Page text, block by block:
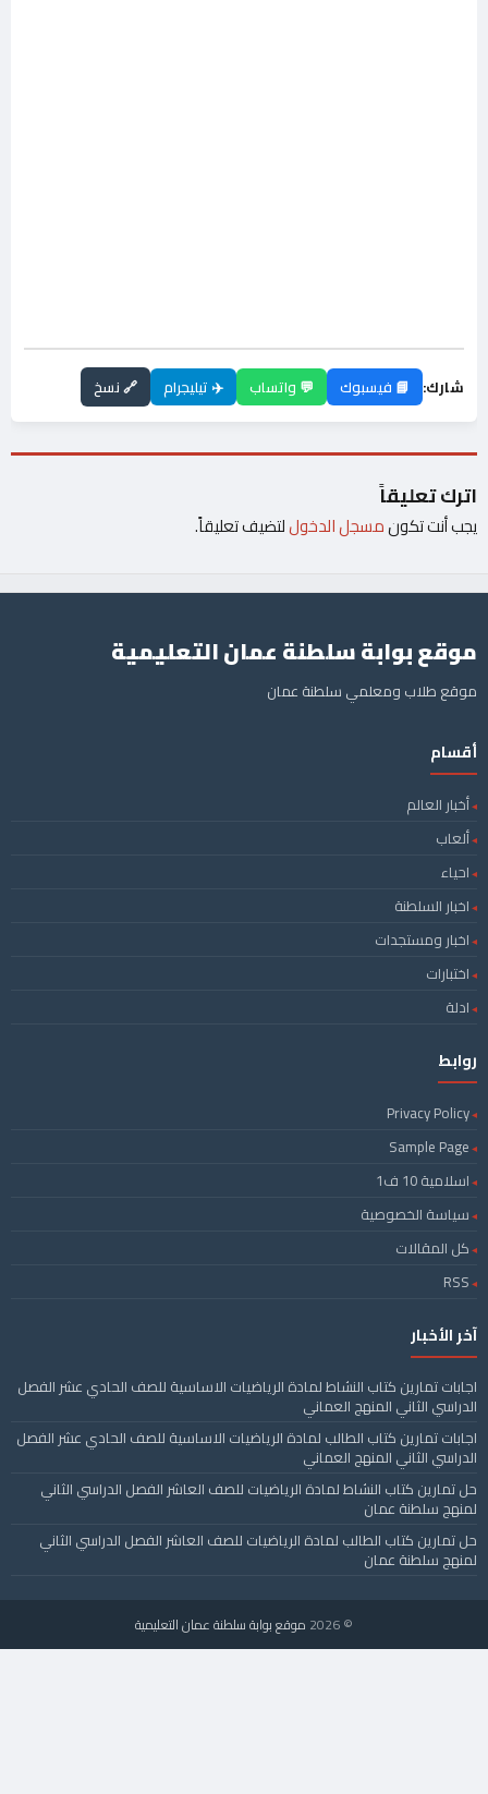
شارك: 📘 فيسبوك 💬 واتساب ✈️ تيليجرام 🔗 نسخ
اترك تعليقاً
يجب أنت تكونمسجل الدخوللتضيف تعليقاً.
موقع بوابة سلطنة عمان التعليمية
موقع طلاب ومعلمي سلطنة عمان
أقسام
أخبار العالم
ألعاب
احياء
اخبار السلطنة
اخبار ومستجدات
اختبارات
ادلة
روابط
Privacy Policy
Sample Page
اسلامية 10 ف1
سياسة الخصوصية
كل المقالات
RSS
آخر الأخبار
اجابات تمارين كتاب النشاط لمادة الرياضيات الاساسية للصف الحادي عشر الفصل
الدراسي الثاني المنهج العماني
اجابات تمارين كتاب الطالب لمادة الرياضيات الاساسية للصف الحادي عشر الفصل
الدراسي الثاني المنهج العماني
حل تمارين كتاب النشاط لمادة الرياضيات للصف العاشر الفصل الدراسي الثاني
لمنهج سلطنة عمان
حل تمارين كتاب الطالب لمادة الرياضيات للصف العاشر الفصل الدراسي الثاني
لمنهج سلطنة عمان
© 2026 موقع بوابة سلطنة عمان التعليمية